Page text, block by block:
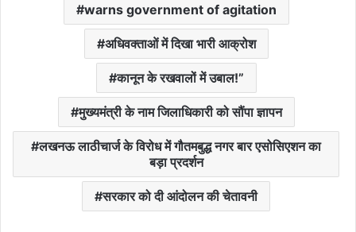
warns government of agitation
अधिवक्ताओं में दिखा भारी आक्रोश
कानून के रखवालों में उबाल!”
मुख्यमंत्री के नाम जिलाधिकारी को सौंपा ज्ञापन
लखनऊ लाठीचार्ज के विरोध में गौतमबुद्ध नगर बार एसोसिएशन का
बड़ा प्रदर्शन
सरकार को दी आंदोलन की चेतावनी